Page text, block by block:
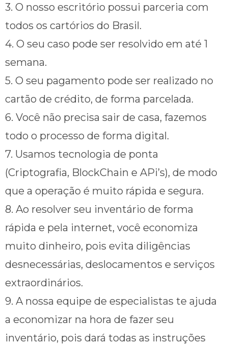
3. O nosso escritório possui parceria com
todos os cartórios do Brasil.
4. O seu caso pode ser resolvido em até 1
semana.
5. O seu pagamento pode ser realizado no
cartão de crédito, de forma parcelada.
6. Você não precisa sair de casa, fazemos
todo o processo de forma digital.
7. Usamos tecnologia de ponta
(Criptografia, BlockChain e APi’s), de modo
que a operação é muito rápida e segura.
8. Ao resolver seu inventário de forma
rápida e pela internet, você economiza
muito dinheiro, pois evita diligências
desnecessárias, deslocamentos e serviços
extraordinários.
9. A nossa equipe de especialistas te ajuda
a economizar na hora de fazer seu
inventário, pois dará todas as instruções